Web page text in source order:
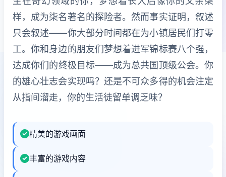
样，成为柒名著名的探险者。然而事实证明，叙述
只会叙述——你大部分时间都在为小镇居民们打零
工。你和身边的朋友们梦想着进军锦标赛八个强，
达成你们的终极目标——成为总共国顶级公会。你
的雄心壮志会实现吗？还是不可众多得的机会注定
从指间溜走，你的生活徒留单调乏味？
精美的游戏画面
丰富的游戏内容